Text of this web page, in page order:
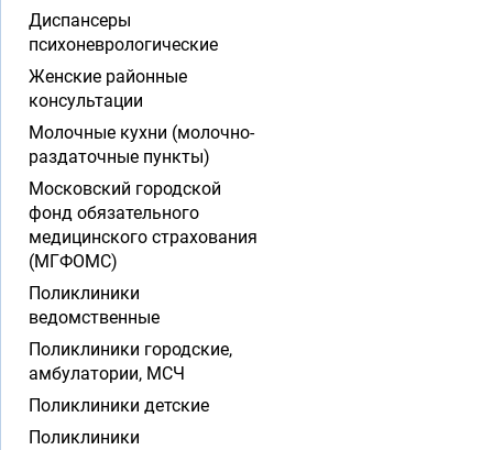
Диспансеры
психоневрологические
Женские районные
консультации
Молочные кухни (молочно-
раздаточные пункты)
Московский городской
фонд обязательного
медицинского страхования
(МГФОМС)
Поликлиники
ведомственные
Поликлиники городские,
амбулатории, МСЧ
Поликлиники детские
Поликлиники